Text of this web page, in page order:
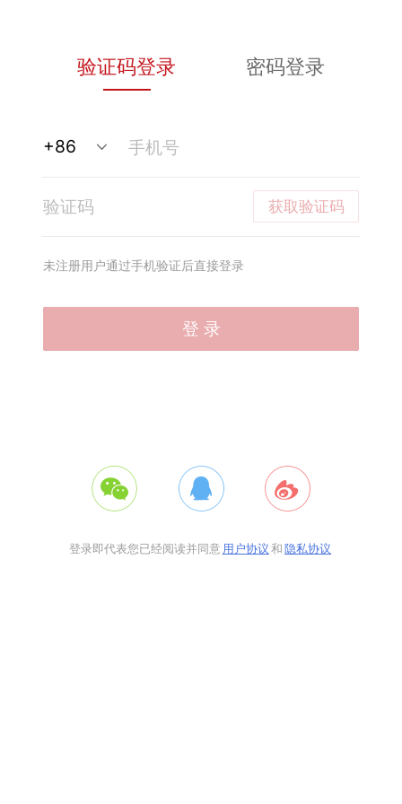
验证码登录 密码登录
获取验证码
未注册用户通过手机验证后直接登录
登 录
登录即代表您已经阅读并同意用户协议和隐私协议